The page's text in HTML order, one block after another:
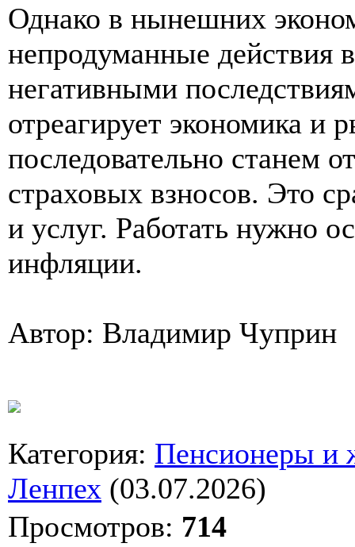
Однако в нынешних
непродуманные действия
негативными
отреагирует экономика и
последовательно станем
страховых взносов. Это
и услуг. Работать нужно
инфляции.
Автор: Владимир Чуприн
Категория: Пенсионеры и
Ленпех (03.07.2026)
Просмотров: 714